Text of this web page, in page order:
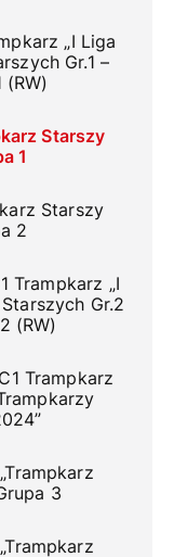
„I Liga
Gr.1 –
Starszy
1
Starszy
2
Trampkarz „I
Gr.2
(RW)
Trampkarz
3